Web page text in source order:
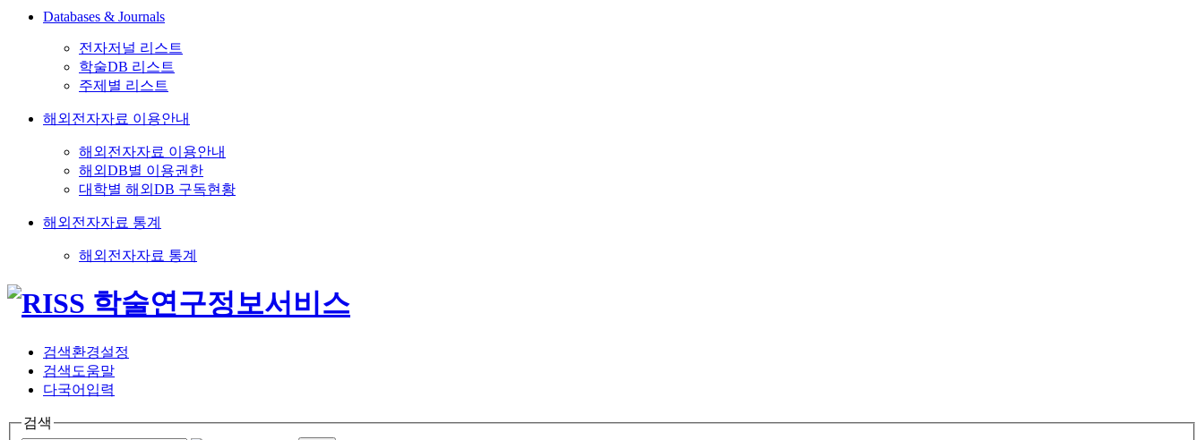
Databases & Journals
전자저널 리스트
학술DB 리스트
주제별 리스트
해외전자자료 이용안내
해외전자자료 이용안내
해외DB별 이용권한
대학별 해외DB 구독현황
해외전자자료 통계
해외전자자료 통계
검색환경설정
검색도움말
다국어입력
검색